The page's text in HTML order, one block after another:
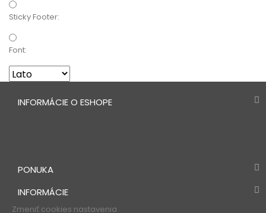
Sticky Footer:
Font:
INFORMÁCIE O ESHOPE
PONUKA
INFORMÁCIE
Zmeniť cookies nastavenia